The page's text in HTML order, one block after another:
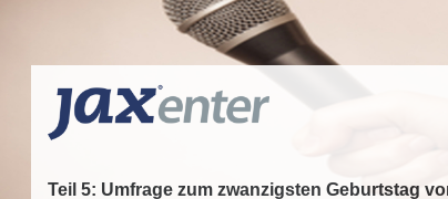
Teil 5: Umfrage zum zwanzigsten Geburtstag